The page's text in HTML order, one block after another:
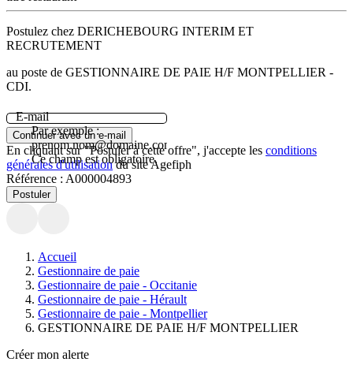
Postulez chez DERICHEBOURG INTERIM ET
RECRUTEMENT
au poste de GESTIONNAIRE DE PAIE H/F MONTPELLIER -
CDI.
E-mail
Par exemple :
prenom.nom@domaine.com.
Ce champ est obligatoire.
Continuer avec un e-mail
En cliquant sur "Postuler à cette offre", j'accepte les conditions
générales d'utilisationdu site Agefiph
Référence : A000004893
Postuler
Accueil
Gestionnaire de paie
Gestionnaire de paie - Occitanie
Gestionnaire de paie - Hérault
Gestionnaire de paie - Montpellier
GESTIONNAIRE DE PAIE H/F MONTPELLIER
Créer mon alerte